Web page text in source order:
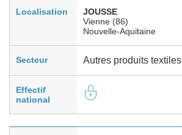
Localisation
JOUSSE
Vienne (86)
Nouvelle-Aquitaine
Secteur Autres produits textiles
Effectif
national